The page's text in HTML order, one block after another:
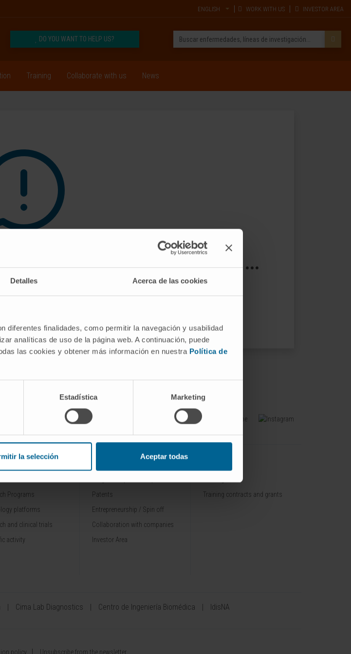
Detalles Acerca de las cookies
diferentes finalidades, como permitir la navegación y usabilidad
analíticas de uso de la página web. A continuación, puede
las cookies y obtener más información en nuestra Política de
Estadística Marketing
la selección Aceptar todas
ENGLISH WORK WITH US INVESTOR AREA
DO YOU WANT TO HELP US?
Training Collaborate with us News
for does not exist ...
Follow us
Programs
platforms
and clinical trials
activity
Patents
Entrepreneurship / Spin off
Collaboration with companies
Investor Area
Training contracts and grants
Cima Lab Diagnostics Centro de Ingeniería Biomédica IdisNA
policy Unsubscribe from the newsletter